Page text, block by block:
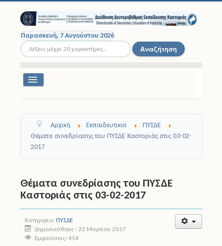
Παρασκευή, 7 Αυγούστου 2026
Αναζήτηση... Αναζήτηση
Εναλλαγή
Σχολικές Μονάδες
Σχολικές Εκδρομές
Νομοθεσία
Άδειες
Αρχική Εκπαιδευτικοί
ΠΥΣΔΕ
Θέματα συνεδρίασης του ΠΥΣΔΕ Καστοριάς στις 03-02-
2017
Θέματα συνεδρίασης του ΠΥΣΔΕ
Καστοριάς στις 03-02-2017
Κατηγορία: ΠΥΣΔΕ
Δημοσιεύθηκε : 22 Μαρτίου 2017
Εμφανίσεις: 454